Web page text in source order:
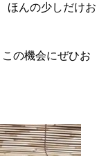
ほんの少しだけお
の機会にぜひお